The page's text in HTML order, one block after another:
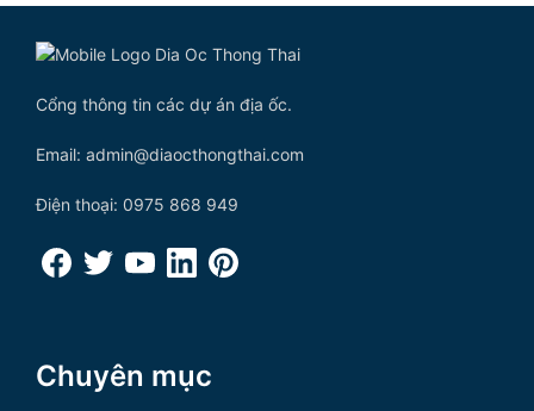
Cổng thông tin các dự án địa ốc.
Email: admin@diaocthongthai.com
Điện thoại: 0975 868 949
Chuyên mục